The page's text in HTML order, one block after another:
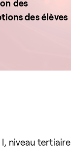
des
des élèves
niveau tertiaire